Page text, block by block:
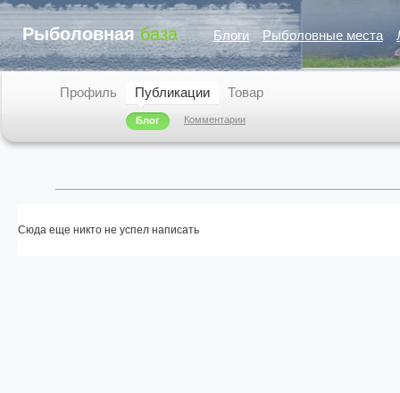
Рыболовная база Блоги Рыболовные места
Профиль Публикации
Блог Комментарии
Товар
Сюда еще никто не успел написать